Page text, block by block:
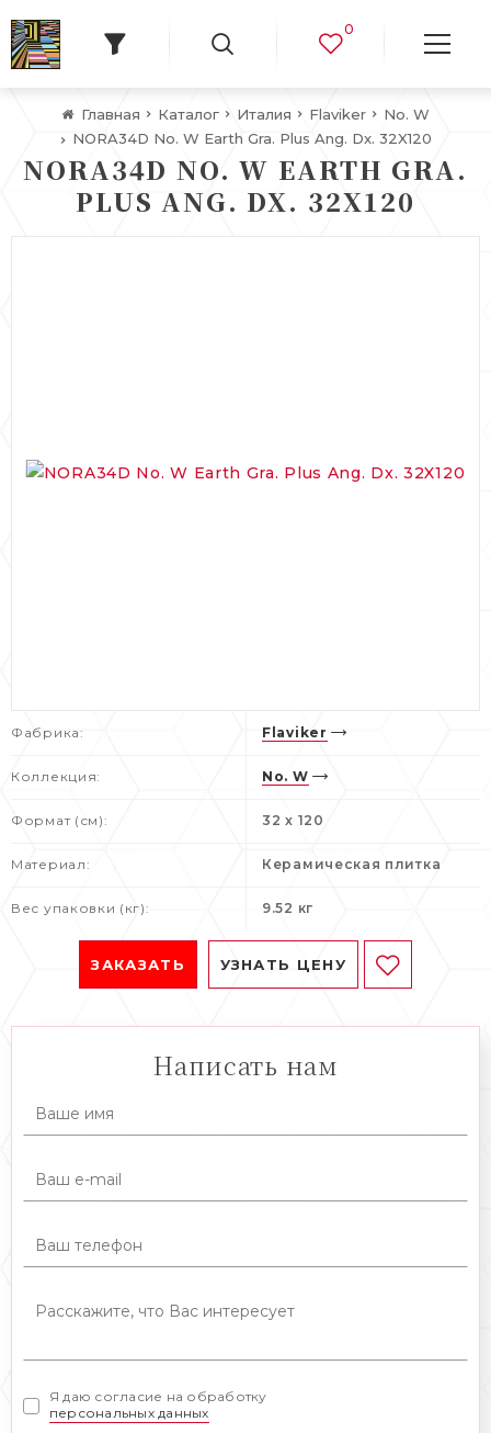
0
Главная Каталог Италия Flaviker
No. W
NORA34D No. W Earth Gra. Plus Ang. Dx. 32X120
NORA34D NO. W EARTH GRA.
PLUS ANG. DX. 32X120
Фабрика: Flaviker
Коллекция: No. W
Формат (см): 32 x 120
Материал: Керамическая плитка
Вес упаковки (кг): 9.52 кг
ЗАКАЗАТЬ УЗНАТЬ ЦЕНУ
Написать нам
Я даю согласие на обработку
персональных данных